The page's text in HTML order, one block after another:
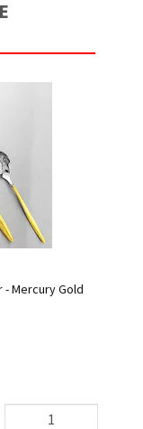
- Mercury Gold